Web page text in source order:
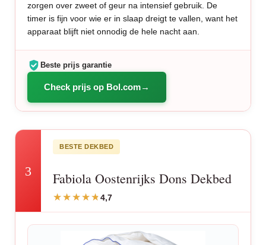
zorgen over zweet of geur na intensief gebruik. De
timer is fijn voor wie er in slaap dreigt te vallen, want het
apparaat blijft niet onnodig de hele nacht aan.
Beste prijs garantie
Check prijs op Bol.com
3
BESTE DEKBED
Fabiola Oostenrijks Dons Dekbed
4,7